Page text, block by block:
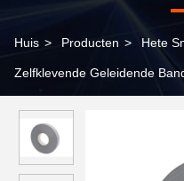
Huis > Producten > Hete
Zelfklevende Geleidende